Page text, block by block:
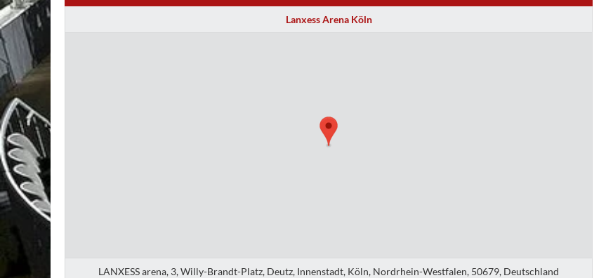
Lanxess Arena Köln
LANXESS arena, 3, Willy-Brandt-Platz, Deutz, Innenstadt, Köln, Nordrhein-Westfalen, 50679, Deutschland